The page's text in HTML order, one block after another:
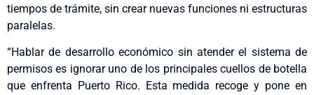
tiempos de trámite, sin crear nuevas funciones ni estructuras
paralelas.
“Hablar de desarrollo económico sin atender el sistema de
permisos es ignorar uno de los principales cuellos de botella
que enfrenta Puerto Rico. Esta medida recoge y pone en